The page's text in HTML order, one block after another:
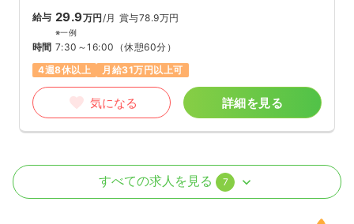
給与 29.9万円/月 賞与78.9万円
※一例
時間 7:30～16:00 （休憩60分）
4週8休以上
月給31万円以上可
気になる 詳細を見る
外来 すべての求人を見る 7